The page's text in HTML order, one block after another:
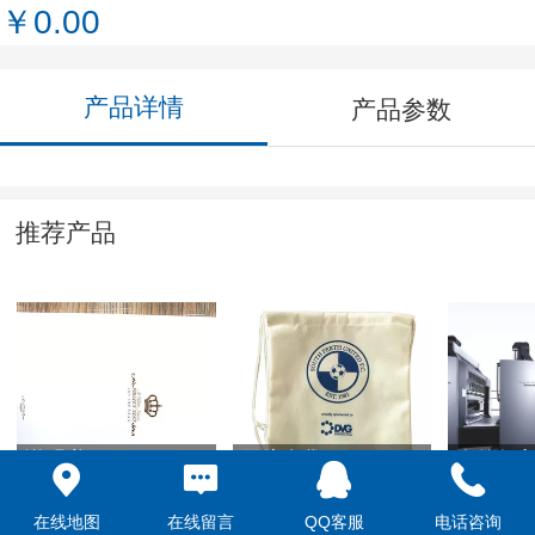
￥0.00
产品详情 产品参数
推荐产品
说明书 海德堡
在线地图 在线留言 QQ客服 电话咨询